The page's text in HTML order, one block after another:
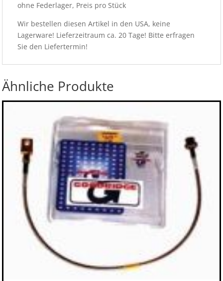
ohne Federlager, Preis pro Stück
Wir bestellen diesen Artikel in den USA, keine
Lagerware! Lieferzeitraum ca. 20 Tage! Bitte erfragen
Sie den Liefertermin!
Ähnliche Produkte